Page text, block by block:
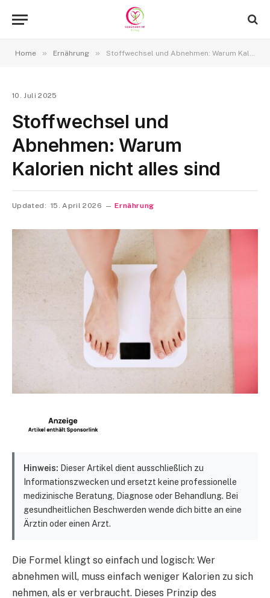
Home » Ernährung » Stoffwechsel und Abnehmen: Warum Kalorien nicht alles sind
10. Juli 2025
Stoffwechsel und
Abnehmen: Warum
Kalorien nicht alles sind
Updated: 15. April 2026 Ernährung
Hinweis: Dieser Artikel dient ausschließlich zu
Informationszwecken und ersetzt keine professionelle
medizinische Beratung, Diagnose oder Behandlung. Bei
gesundheitlichen Beschwerden wende dich bitte an eine
Ärztin oder einen Arzt.
Die Formel klingt so einfach und logisch: Wer
abnehmen will, muss einfach weniger Kalorien zu sich
nehmen, als er verbraucht. Dieses Prinzip des